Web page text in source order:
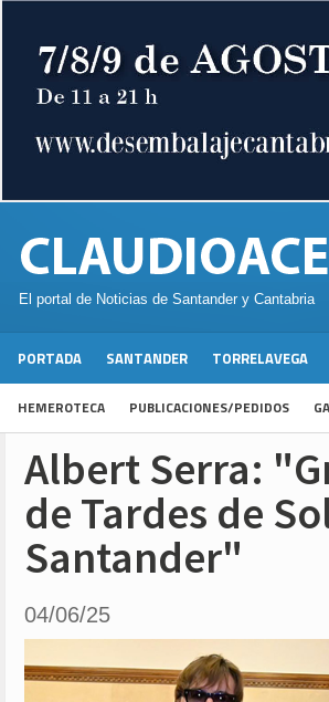
El portal de Noticias de Santander y Cantabria
PORTADA SANTANDER TORRELAVEGA
HEMEROTECA PUBLICACIONES/PEDIDOS
Albert Serra:
de Tardes de
Santander"
04/06/25